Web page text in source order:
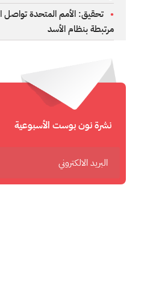
تحقيق: الأمم المتحدة تواصل
مرتبطة بنظام الأسد
نشرة نون بوست الأسبوعية